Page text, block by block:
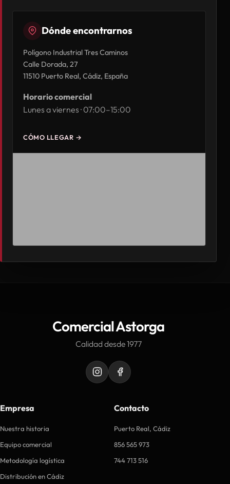
Dónde encontrarnos
Polígono Industrial Tres Caminos
Calle Dorada, 27
11510 Puerto Real, Cádiz, España
Horario comercial
Lunes a viernes · 07:00–15:00
CÓMO LLEGAR →
Comercial Astorga
Calidad desde 1977
Empresa
Nuestra historia
Equipo comercial
Metodología logística
Distribución en Cádiz
Contacto
Puerto Real, Cádiz
856 565 973
744 713 516